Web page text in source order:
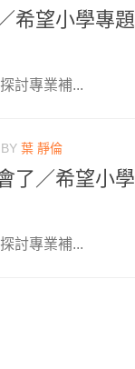
希望小學專題
討專業補...
BY 葉 靜倫
了／希望小學
討專業補...